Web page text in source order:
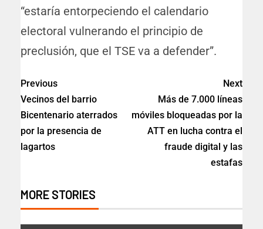
“estaría entorpeciendo el calendario
electoral vulnerando el principio de
preclusión, que el TSE va a defender”.
Previous
Vecinos del barrio
Bicentenario aterrados
por la presencia de
lagartos
Next
Más de 7.000 líneas
móviles bloqueadas por la
ATT en lucha contra el
fraude digital y las
estafas
MORE STORIES